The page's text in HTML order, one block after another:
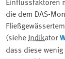
die dem DAS-
(siehe Indikator
dass diese wenig